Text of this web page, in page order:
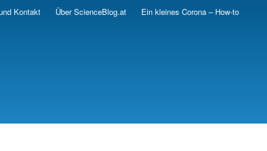
Kontakt Über ScienceBlog.at Ein kleines Corona – How-to